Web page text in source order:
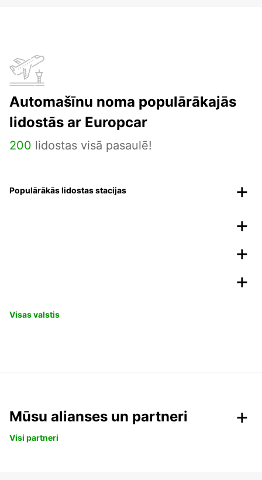
Automašīnu noma populārākajās
lidostās ar Europcar
200 lidostas visā pasaulē!
Populārākās lidostas stacijas
Visas valstis
Mūsu alianses un partneri
Visi partneri